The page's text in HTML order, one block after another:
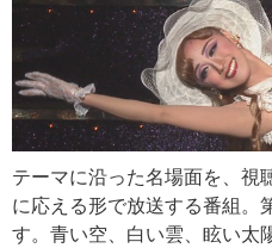
テーマに沿った名場面を、視
に応える形で放送する番組。
す。青い空、白い雲、眩い太